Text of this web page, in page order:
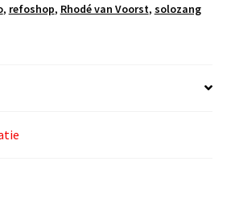
, refoshop, Rhodé van Voorst, solozang